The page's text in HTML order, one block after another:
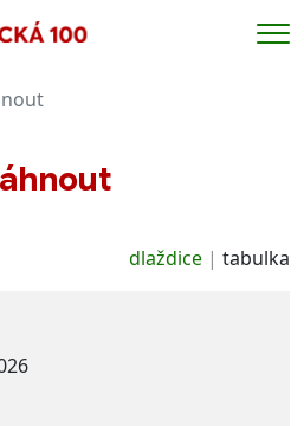
dlaždice tabulka